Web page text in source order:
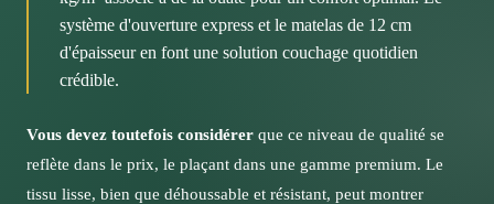
utilisateurs privilégiant le confort au quotidien.
terme.
généreusement rembourrés complètent
harmonieusement ce design moderne inspiré des
tendances contemporaines.
Vous apprécierez la polyvalence de cette esthétique
intemporelle, capable de s'harmoniser avec différents
système d'ouverture express et le matelas de 12 cm
d'épaisseur en font une solution couchage quotidien
crédible.
Vous devez toutefois considérer que ce niveau de qualité se
reflète dans le prix, le plaçant dans une gamme premium. Le
tissu lisse, bien que déhoussable et résistant, peut montrer